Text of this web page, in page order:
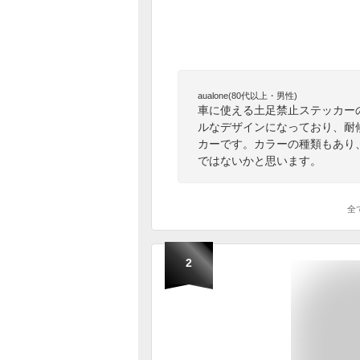
aualone(80代以上・男性)
車に使える土足禁止ステッカ
ルなデザインになっており、
カーです。カラーの種類もあ
ではないかと思います。
全
2